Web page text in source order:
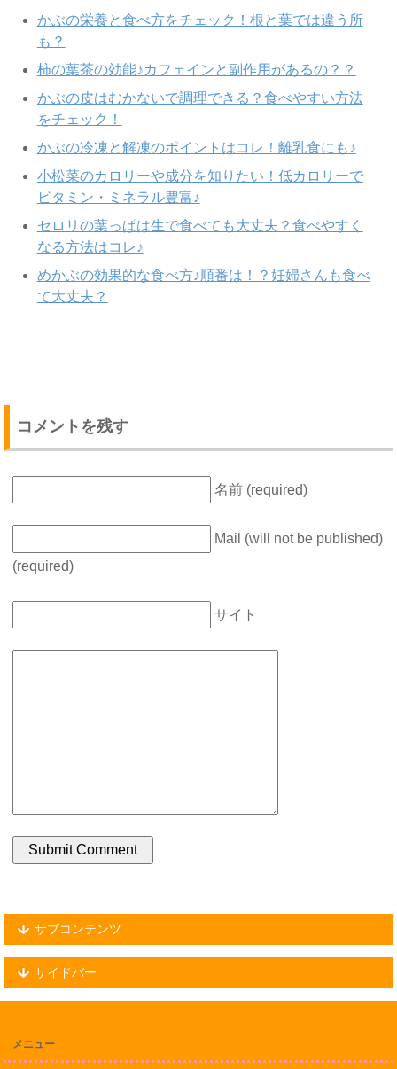
かぶの栄養と食べ方をチェック！根と葉では違う所
も？
柿の葉茶の効能♪カフェインと副作用があるの？？
かぶの皮はむかないで調理できる？食べやすい方法
をチェック！
かぶの冷凍と解凍のポイントはコレ！離乳食にも♪
小松菜のカロリーや成分を知りたい！低カロリーで
ビタミン・ミネラル豊富♪
セロリの葉っぱは生で食べても大丈夫？食べやすく
なる方法はコレ♪
めかぶの効果的な食べ方♪順番は！？妊婦さんも食べ
て大丈夫？
コメントを残す
名前 (required)
Mail (will not be published)
(required)
サイト
サブコンテンツ
サイドバー
メニュー